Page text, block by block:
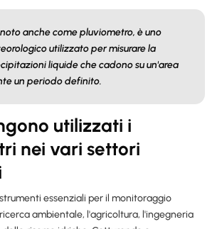
anche come pluviometro, è uno
utilizzato per misurare la
liquide che cadono su un'area
un periodo definito.
utilizzati i
nei vari settori
essenziali per il monitoraggio
ambientale, l'agricoltura, l'ingegneria